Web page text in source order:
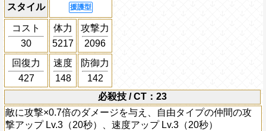
スタイル 援護型
コスト
30
体力
5217
攻撃力
2096
回復力
427
速度
148
防御力
142
必殺技 / CT：23
敵に攻撃×0.7倍のダメージを与え、自由タイプの仲間の攻
撃アップ Lv.3（20秒）、速度アップ Lv.3（20秒）